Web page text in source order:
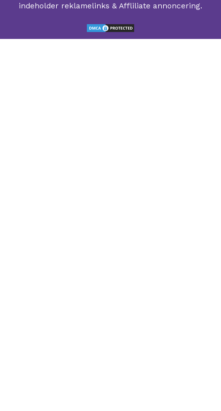
indeholder reklamelinks & Affliliate annoncering.